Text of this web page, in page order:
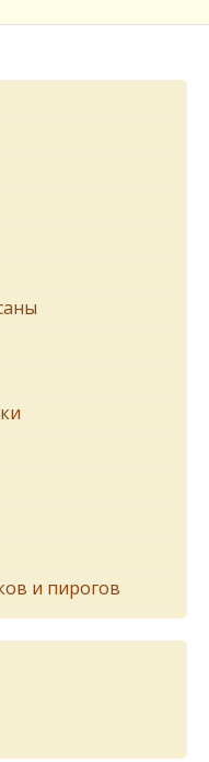
и пирогов